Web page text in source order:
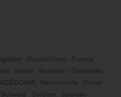
Deutschland
France
Italien
Kroatien / Slowenien
Niederlande
Polen
Schweiz Serbien
Spanien